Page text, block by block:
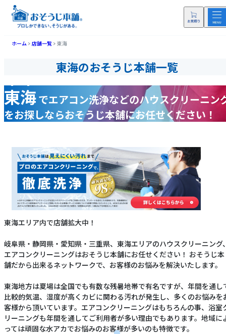
ホーム 店舗一覧 東海
東海のおそうじ本舗一覧
東海でエアコン洗浄などのハウスクリーニン
をお探しならおそうじ本舗にお任せください！
東海エリア内で店舗拡大中！
岐阜県・静岡県・愛知県・三重県、東海エリアのハウスクリーニング
エアコンクリーニングはおそうじ本舗にお任せください！ おそうじ本
舗だから出来るネットワークで、お客様のお悩みを解決いたします。
東海地方は夏場は全国でも有数な残暑地帯で有名ですが、年間を通し
比較的気温、湿度が高くカビに関わる汚れが発生し、多くのお悩みを
客様から頂いています。エアコンクリーニングはもちろんの事、浴室
リーニングも年間を通してご利用者が多い理由でもあります。地域に
っては頑固な水アカでお悩みのお客様が多いのも特徴です。